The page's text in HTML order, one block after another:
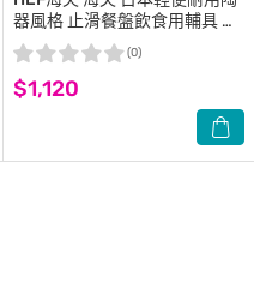
器風格 止滑餐盤飲食用輔具 雙
包裝(HEFR-7)
$1,120
(0)